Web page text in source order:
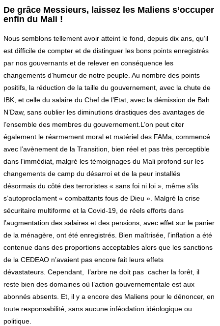
a
n
i
r
2
0
2
2
De grâce Messieurs, laissez les Maliens s’occuper
enfin du Mali !
Nous semblons tellement avoir atteint le fond, depuis dix ans, qu’il
est difficile de compter et de distinguer les bons points enregistrés
par nos gouvernants et de relever en conséquence les
changements d’humeur de notre peuple. Au nombre des points
positifs, la réduction de la taille du gouvernement, avec la chute de
IBK, et celle du salaire du Chef de l’Etat, avec la démission de Bah
N’Daw, sans oublier les diminutions drastiques des avantages de
l’ensemble des membres du gouvernement.L’on peut citer
également le réarmement moral et matériel des FAMa, commencé
avec l’avènement de la Transition, bien réel et pas très perceptible
dans l’immédiat, malgré les témoignages du Mali profond sur les
changements de camp du désarroi et de la peur installés
désormais du côté des terroristes « sans foi ni loi », même s’ils
s’autoproclament « combattants fous de Dieu ». Malgré la crise
sécuritaire multiforme et la Covid-19, de réels efforts dans
l’augmentation des salaires et des pensions, avec effet sur le panier
de la ménagère, ont été enregistrés. Bien maîtrisée, l’inflation a été
contenue dans des proportions acceptables alors que les sanctions
de la CEDEAO n’avaient pas encore fait leurs effets
dévastateurs. Cependant, l’arbre ne doit pas cacher la forêt, il
reste bien des domaines où l’action gouvernementale est aux
abonnés absents. Et, il y a encore des Maliens pour le dénoncer, en
toute responsabilité, sans aucune inféodation idéologique ou
politique.